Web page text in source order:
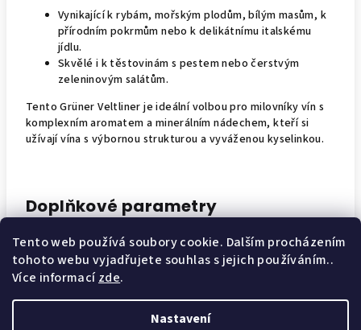
Tento web používá soubory cookie. Dalším procházením
tohoto webu vyjadřujete souhlas s jejich používáním..
Více informacízde.
Nastavení
Vynikající k rybám, mořským plodům, bílým masům, k
přírodním pokrmům nebo k delikátnímu italskému
jídlu.
Skvělé i k těstovinám s pestem nebo čerstvým
zeleninovým salátům.
Tento Grüner Veltliner je ideální volbou pro milovníky vín s
komplexním aromatem a minerálním nádechem, kteří si
užívají vína s výbornou strukturou a vyváženou kyselinkou.
Doplňkové parametry
Kategorie:
Vína
Hmotnost :